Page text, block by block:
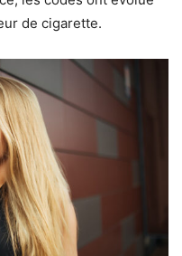
de cigarette.